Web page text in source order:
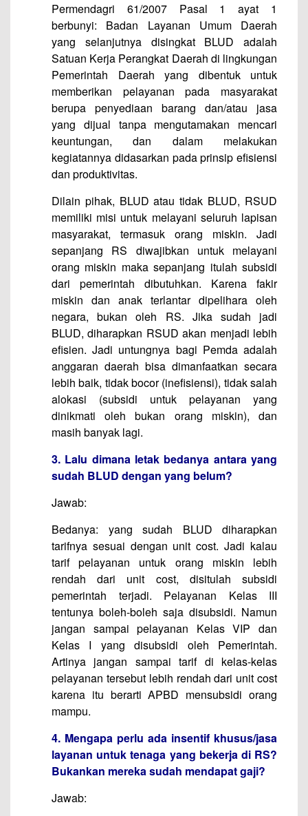
Permendagri 61/2007 Pasal 1 ayat 1
berbunyi: Badan Layanan Umum Daerah
yang selanjutnya disingkat BLUD adalah
Satuan Kerja Perangkat Daerah di lingkungan
Pemerintah Daerah yang dibentuk untuk
memberikan pelayanan pada masyarakat
berupa penyediaan barang dan/atau jasa
yang dijual tanpa mengutamakan mencari
keuntungan, dan dalam melakukan
kegiatannya didasarkan pada prinsip efisiensi
dan produktivitas.
Dilain pihak, BLUD atau tidak BLUD, RSUD
memiliki misi untuk melayani seluruh lapisan
masyarakat, termasuk orang miskin. Jadi
sepanjang RS diwajibkan untuk melayani
orang miskin maka sepanjang itulah subsidi
dari pemerintah dibutuhkan. Karena fakir
miskin dan anak terlantar dipelihara oleh
negara, bukan oleh RS. Jika sudah jadi
BLUD, diharapkan RSUD akan menjadi lebih
efisien. Jadi untungnya bagi Pemda adalah
anggaran daerah bisa dimanfaatkan secara
lebih baik, tidak bocor (inefisiensi), tidak salah
alokasi (subsidi untuk pelayanan yang
dinikmati oleh bukan orang miskin), dan
masih banyak lagi.
3. Lalu dimana letak bedanya antara yang
sudah BLUD dengan yang belum?
Jawab:
Bedanya: yang sudah BLUD diharapkan
tarifnya sesuai dengan unit cost. Jadi kalau
tarif pelayanan untuk orang miskin lebih
rendah dari unit cost, disitulah subsidi
pemerintah terjadi. Pelayanan Kelas III
tentunya boleh-boleh saja disubsidi. Namun
jangan sampai pelayanan Kelas VIP dan
Kelas I yang disubsidi oleh Pemerintah.
Artinya jangan sampai tarif di kelas-kelas
pelayanan tersebut lebih rendah dari unit cost
karena itu berarti APBD mensubsidi orang
mampu.
4. Mengapa perlu ada insentif khusus/jasa
layanan untuk tenaga yang bekerja di RS?
Bukankan mereka sudah mendapat gaji?
Jawab: